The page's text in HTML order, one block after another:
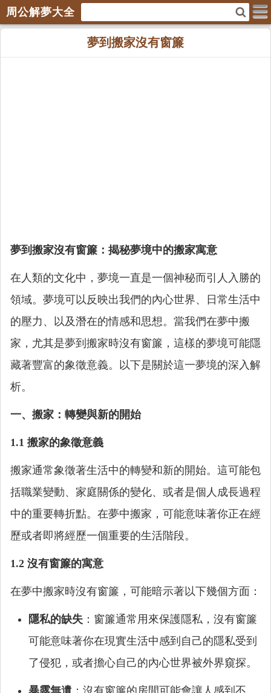
周公解夢大全
夢到搬家沒有窗簾
夢到搬家沒有窗簾：揭秘夢境中的搬家寓意
在人類的文化中，夢境一直是一個神秘而引人入勝的
領域。夢境可以反映出我們的內心世界、日常生活中
的壓力、以及潛在的情感和思想。當我們在夢中搬
家，尤其是夢到搬家時沒有窗簾，這樣的夢境可能隱
藏著豐富的象徵意義。以下是關於這一夢境的深入解
析。
一、搬家：轉變與新的開始
1.1 搬家的象徵意義
搬家通常象徵著生活中的轉變和新的開始。這可能包
括職業變動、家庭關係的變化、或者是個人成長過程
中的重要轉折點。在夢中搬家，可能意味著你正在經
歷或者即將經歷一個重要的生活階段。
1.2 沒有窗簾的寓意
在夢中搬家時沒有窗簾，可能暗示著以下幾個方面：
隱私的缺失 ：窗簾通常用來保護隱私，沒有窗簾
可能意味著你在現實生活中感到自己的隱私受到
了侵犯，或者擔心自己的內心世界被外界窺探。
暴露無遺 ：沒有窗簾的房間可能會讓人感到不